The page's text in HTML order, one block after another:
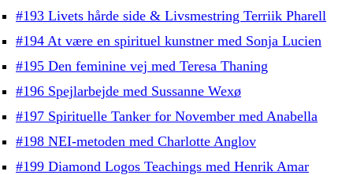
#193 Livets hårde side & Livsmestring Terriik Pharell
#194 At være en spirituel kunstner med Sonja Lucien
#195 Den feminine vej med Teresa Thaning
#196 Spejlarbejde med Sussanne Wexø
#197 Spirituelle Tanker for November med Anabella
#198 NEI-metoden med Charlotte Anglov
#199 Diamond Logos Teachings med Henrik Amar